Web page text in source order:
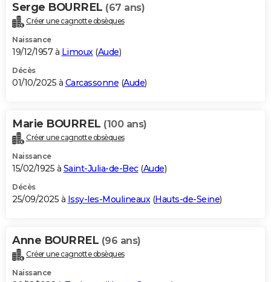
Serge BOURREL (67 ans)
Créer une cagnotte obsèques
Naissance
19/12/1957 à Limoux(Aude)
Décès
01/10/2025 à Carcassonne (Aude)
Marie BOURREL (100 ans)
Créer une cagnotte obsèques
Naissance
15/02/1925 à Saint-Julia-de-Bec(Aude)
Décès
25/09/2025 à Issy-les-Moulineaux(Hauts-de-Seine)
Anne BOURREL (96 ans)
Créer une cagnotte obsèques
Naissance